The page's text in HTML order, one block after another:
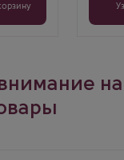
на